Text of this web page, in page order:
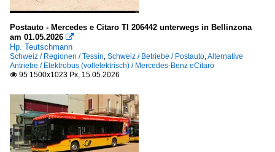
Postauto - Mercedes e Citaro TI 206442 unterwegs in Bellinzona
am 01.05.2026 
Hp. Teutschmann
Schweiz / Regionen / Tessin, Schweiz / Betriebe / Postauto,Alternative
Antriebe / Elektrobus (vollelektrisch) / Mercedes-Benz eCitaro
 95 1500x1023 Px, 15.05.2026